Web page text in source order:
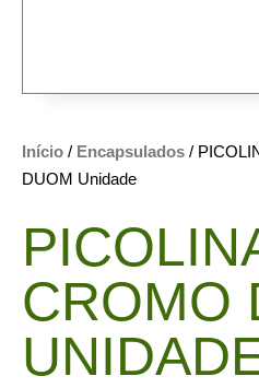
Início / Encapsulados /
DUOM Unidade
CROMO